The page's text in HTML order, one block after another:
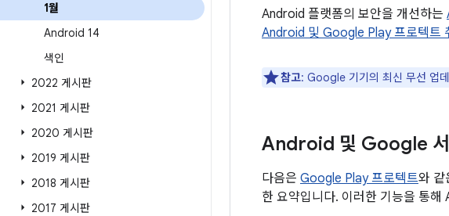
1월
Android 14
색인
2022 게시판
2021 게시판
2020 게시판
2019 게시판
2018 게시판
2017 게시판
Android 플랫폼의 보안을 개선하는
Android 및 Google Play 프로텍트
참고: Google 기기의 최신 무선 업
Android 및 Google 서
다음은 Google Play 프로텍트와 같
한 요약입니다. 이러한 기능을 통